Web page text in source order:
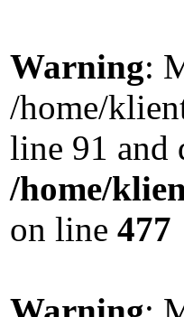
Warning:
/home/
line 91 and
/home/
on line 477